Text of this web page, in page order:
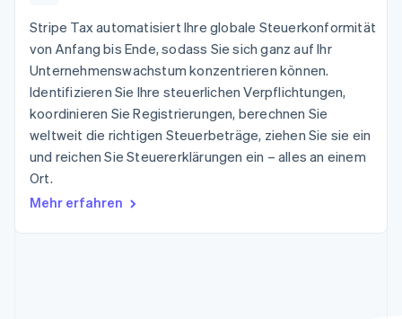
Zugriff auf mehr als
125
Terminal
Zahlungen vor Ort
Authorization
Optimierung der
Autorisierungsraten
Link
Bezahlvorgang
Financial
Verbundene
Datensynchronisierung
Plattformen
SaaS
Nach Branche
KI-Unternehmen
Bewirtung, Reisen und
Versicherungen
Grundlagen der
Abonnementverwaltung
So setzen Sie
nutzungsbasierte
Abrechnung um
Stablecoin-gestützte
Karten ausgeben: So
geht´s
Diensten mit Agenten
Produkt-Roadmap
Stripe Sessions
Karriere
Newsroom
Stripe Press
Kontakt
kontaktieren
Stripe Tax automatisiert Ihre globale Steuerkonformität
von Anfang bis Ende, sodass Sie sich ganz auf Ihr
Unternehmenswachstum konzentrieren können.
Identifizieren Sie Ihre steuerlichen Verpflichtungen,
koordinieren Sie Registrierungen, berechnen Sie
weltweit die richtigen Steuerbeträge, ziehen Sie sie ein
und reichen Sie Steuererklärungen ein – alles an einem
Ort.
Mehr erfahren